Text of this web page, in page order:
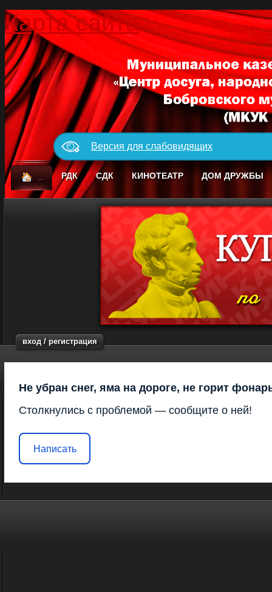
Карта сайта
Версия для слабовидящих
РДК СДК КИНОТЕАТР ДОМ ДРУЖБЫ
вход / регистрация
Не убран снег, яма на дороге, не горит
Столкнулись с проблемой — сообщите о ней!
Написать